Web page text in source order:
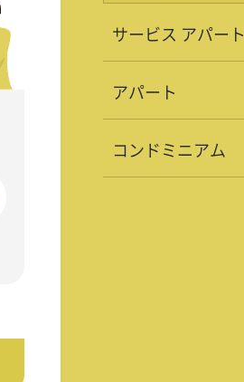
サービス アパート
アパート
コンドミニアム